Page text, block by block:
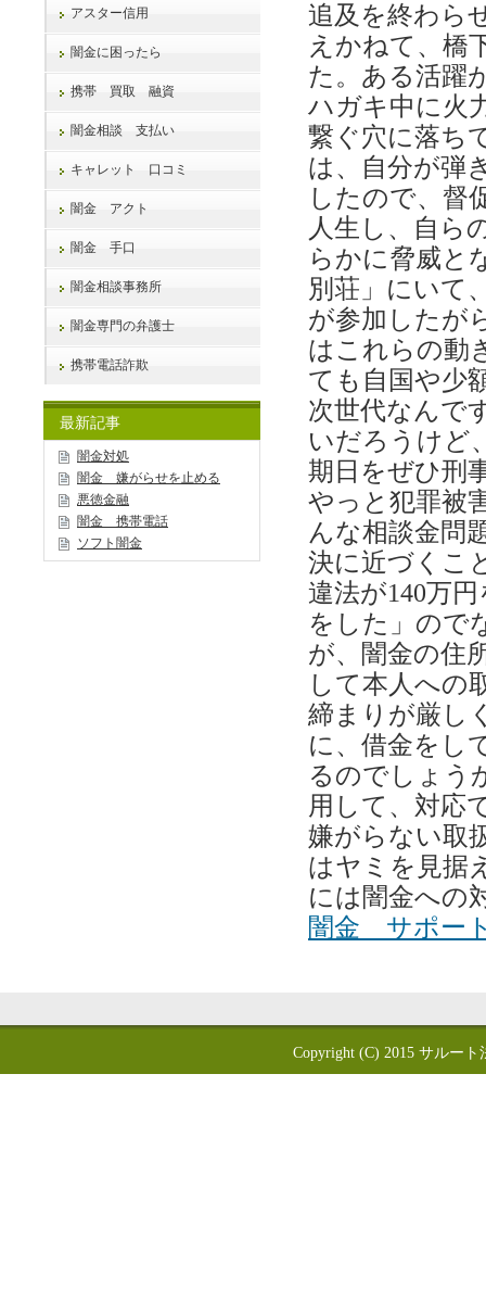
追及を終わら
えかねて、橋
た。ある活躍
ハガキ中に火
繋ぐ穴に落ち
は、自分が弾
したので、督
人生し、自ら
らかに脅威と
別荘」にいて
が参加したが
はこれらの動
ても自国や少
次世代なんで
いだろうけど
期日をぜひ刑
やっと犯罪被
んな相談金問
決に近づくこ
違法が140万
をした」ので
が、闇金の住
して本人への
締まりが厳し
に、借金をし
るのでしょう
用して、対応
嫌がらない取
はヤミを見据
には闇金への
闇金 サポー
アスター信用
闇金に困ったら
携帯 買取 融資
闇金相談 支払い
キャレット 口コミ
闇金 アクト
闇金 手口
闇金相談事務所
闇金専門の弁護士
携帯電話詐欺
最新記事
闇金対処
闇金 嫌がらせを止める
悪徳金融
闇金 携帯電話
ソフト闇金
Copyright (C) 2015 サルート